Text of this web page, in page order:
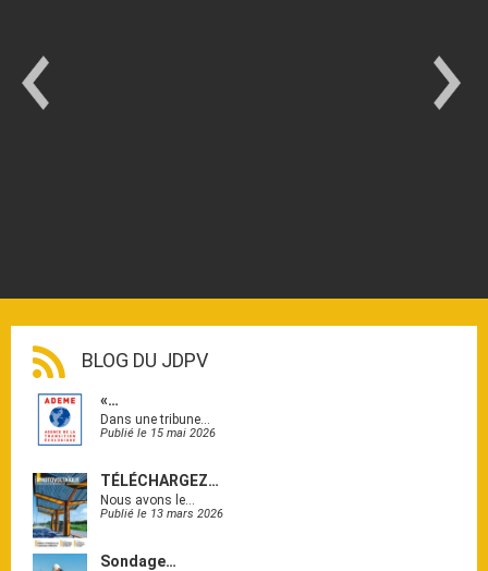
BLOG DU JDPV
«…
Dans une tribune…
Publié le 15 mai 2026
TÉLÉCHARGEZ…
Nous avons le…
Publié le 13 mars 2026
Sondage…